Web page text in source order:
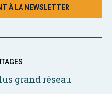
À LA NEWSLETTER
grand réseau